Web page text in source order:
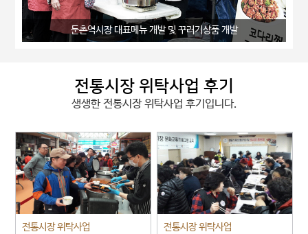
둔촌역시장 대표메뉴 개발 및 꾸러기상품 개발
전통시장 위탁사업 후기
생생한 전통시장 위탁사업 후기입니다.
전통시장 위탁사업 전통시장 위탁사업